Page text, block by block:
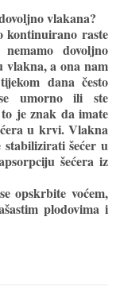
vlakana?
kontinuirano raste
dovoljno
vlakna, a ona nam
dana često
umorno ili ste
je znak da imate
u krvi. Vlakna
šećer u
šećera iz
opskrbite voćem,
plodovima i